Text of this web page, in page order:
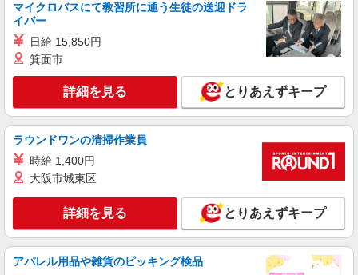
マイクロバスにて教習所に通う生徒の送迎ドラ
イバー
日給 15,850円
箕面市
詳細を見る とりあえずキープ
ラウンドワンの清掃作業員
時給 1,400円
大阪市城東区
詳細を見る とりあえずキープ
アパレル用品や雑貨のピッキング検品